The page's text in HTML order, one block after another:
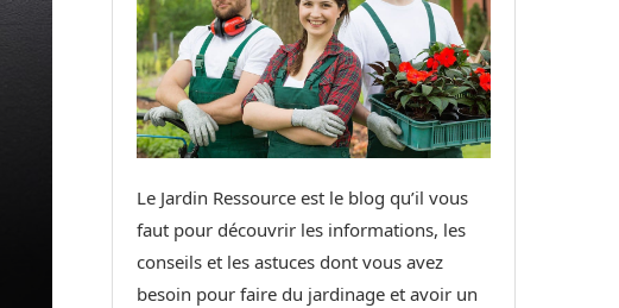
Le Jardin Ressource est le blog qu’il vous
faut pour découvrir les informations, les
conseils et les astuces dont vous avez
besoin pour faire du jardinage et avoir un